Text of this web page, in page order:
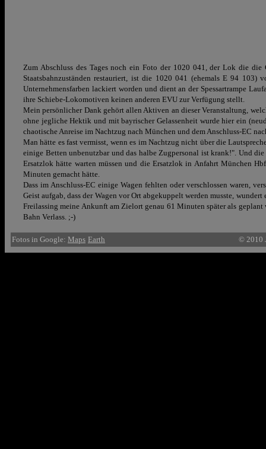
Zum Abschluss des Tages noch ein Foto der 1020 041, der Lok die
Staatsbahnzuständen restauriert, ist die 1020 041 (ehemals E 94 103)
Unternehmensfarben lackiert worden und dientan der Spessartrampe
ihre Schiebe-Lokomotiven keinen anderen EVU zur Verfügung stellt.
Mein persönlicher Dank gehört allen Aktiven an dieser Veranstaltung,
ohne jegliche Hektik und mit bayrischer Gelassenheit wurde hier ein
chaotische Anreise im Nachtzug nach München und dem Anschluss-EC
Man hätte es fast vermisst, wenn es im Nachtzug nicht über die
einige Betten unbenutzbar und das halbe Zugpersonal ist krank!". Und
Ersatzlok hätte warten müssen und die Ersatzlok in Anfahrt München
Minuten gemacht hätte.
Dass im Anschluss-EC einige Wagen fehlten oder verschlossen waren,
Geist aufgab, dass der Wagen vor Ort abgekuppelt werden musste,
Freilassing meine Ankunft am Zielort genau 61 Minuten später als
Bahn Verlass. ;-)
Fotos in Google: Maps Earth © 2010